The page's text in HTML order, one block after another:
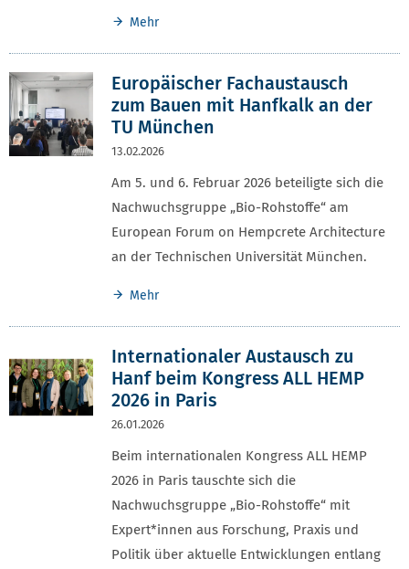
Mehr
Europäischer Fachaustausch
zum Bauen mit Hanfkalk an der
TU München
13.02.2026
Am 5. und 6. Februar 2026 beteiligte sich die
Nachwuchsgruppe „Bio-Rohstoffe“ am
European Forum on Hempcrete Architecture
an der Technischen Universität München.
Mehr
Internationaler Austausch zu
Hanf beim Kongress ALL HEMP
2026 in Paris
26.01.2026
Beim internationalen Kongress ALL HEMP
2026 in Paris tauschte sich die
Nachwuchsgruppe „Bio-Rohstoffe“ mit
Expert*innen aus Forschung, Praxis und
Politik über aktuelle Entwicklungen entlang